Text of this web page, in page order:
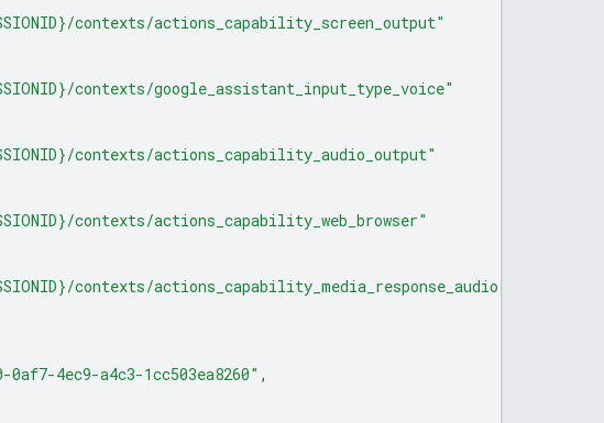
contexts/actions_capability_screen_output"
contexts/google_assistant_input_type_voice"
contexts/actions_capability_audio_output"
contexts/actions_capability_web_browser"
contexts/actions_capability_media_response_audio"
4ec9-a4c3-1cc503ea8260" ,